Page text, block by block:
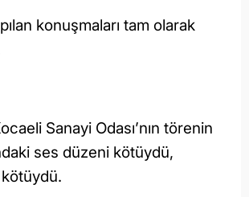
konuşmaları tam olarak
Sanayi Odası’nın törenin
ses düzeni kötüydü,